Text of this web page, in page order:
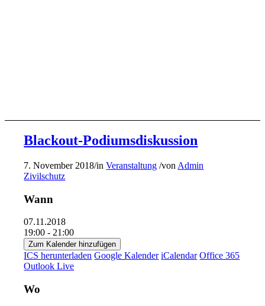
Blackout-Podiumsdiskussion
7. November 2018/inVeranstaltung /von Admin
Zivilschutz
Wann
07.11.2018
19:00 - 21:00
Zum Kalender hinzufügen
ICS herunterladen Google Kalender iCalendar Office 365
Outlook Live
Wo